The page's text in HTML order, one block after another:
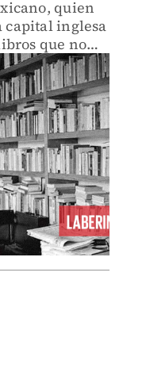
quien
capital inglesa
que no
por